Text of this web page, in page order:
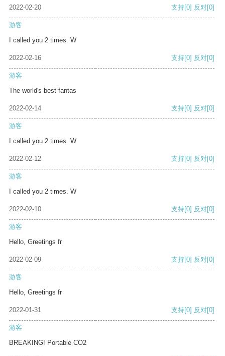
2022-02-20 支持[0] 反对[0]
游客
I called you 2 times. W
2022-02-16 支持[0] 反对[0]
游客
The world's best fantas
2022-02-14 支持[0] 反对[0]
游客
I called you 2 times. W
2022-02-12 支持[0] 反对[0]
游客
I called you 2 times. W
2022-02-10 支持[0] 反对[0]
游客
Hello, Greetings fr
2022-02-09 支持[0] 反对[0]
游客
Hello, Greetings fr
2022-01-31 支持[0] 反对[0]
游客
BREAKING! Portable CO2